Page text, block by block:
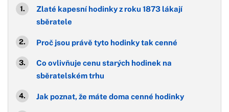
Zlaté kapesní hodinky z roku 1873 lákají
sběratele
Proč jsou právě tyto hodinky tak cenné
Co ovlivňuje cenu starých hodinek na
sběratelském trhu
Jak poznat, že máte doma cenné hodinky